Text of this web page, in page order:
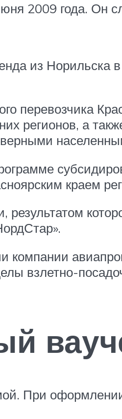
2009 года. Он
из Норильска
перевозчика
регионов, а
краем
компании
взлетно-
При